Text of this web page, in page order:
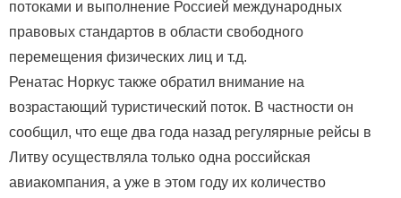
потоками и выполнение Россией международных
правовых стандартов в области свободного
перемещения физических лиц и т.д.
Ренатас Норкус также обратил внимание на
возрастающий туристический поток. В частности он
сообщил, что еще два года назад регулярные рейсы в
Литву осуществляла только одна российская
авиакомпания, а уже в этом году их количество